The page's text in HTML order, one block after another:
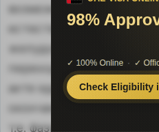
возможно только в
естественных условиях
желудок уже во время
переходит и в
акте еды раздражаются
окончания - 2
т.е. фазы желудочной